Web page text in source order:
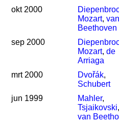
okt 2000
Mozart, van
Beethoven
sep 2000
Mozart, de
Arriaga
mrt 2000 Dvořák,
Schubert
jun 1999 Mahler,
Tsjaikovski,
van